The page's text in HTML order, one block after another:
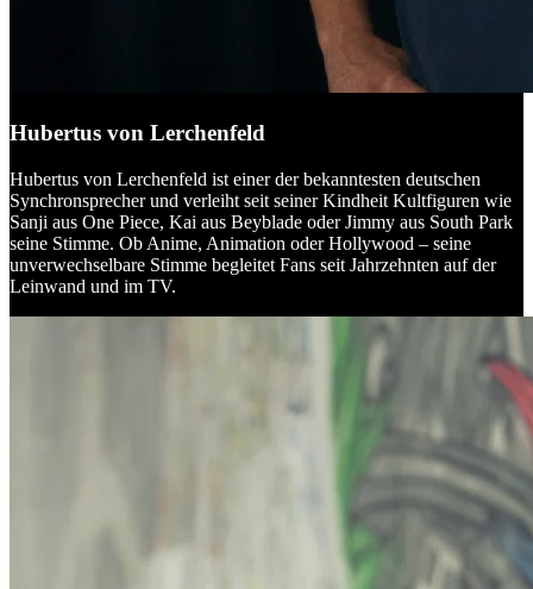
Hubertus von Lerchenfeld
Hubertus von Lerchenfeld ist einer der bekanntesten deutschen
Synchronsprecher und verleiht seit seiner Kindheit Kultfiguren wie
Sanji aus One Piece, Kai aus Beyblade oder Jimmy aus South Park
seine Stimme. Ob Anime, Animation oder Hollywood – seine
unverwechselbare Stimme begleitet Fans seit Jahrzehnten auf der
Leinwand und im TV.